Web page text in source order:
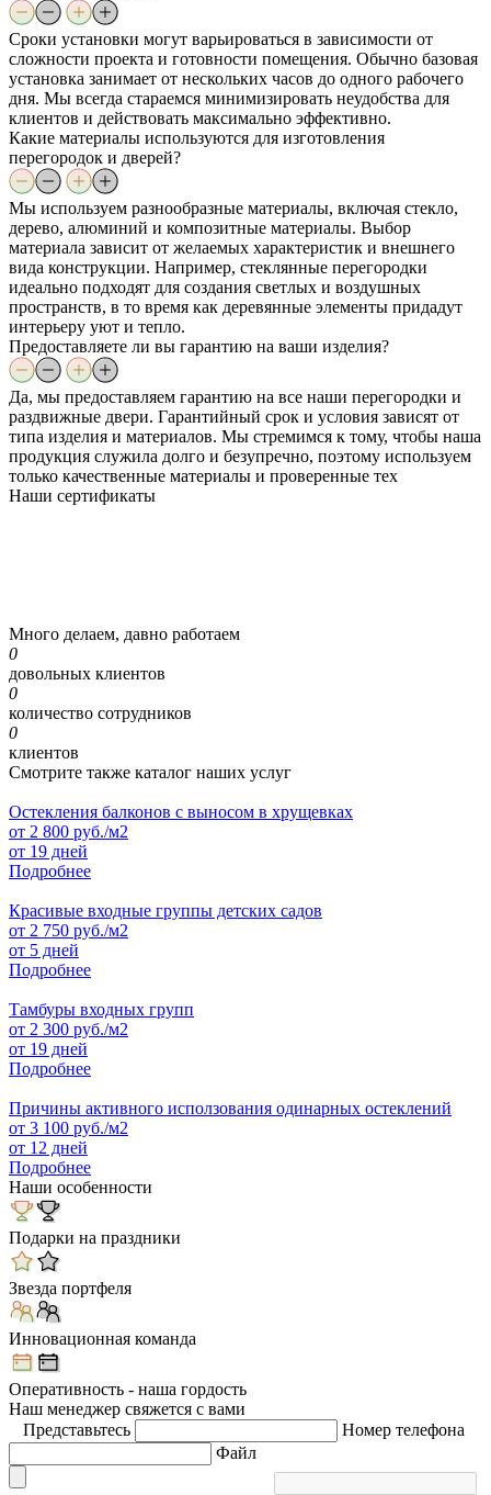
Сроки установки могут варьироваться в зависимости от
сложности проекта и готовности помещения. Обычно базовая
установка занимает от нескольких часов до одного рабочего
дня. Мы всегда стараемся минимизировать неудобства для
клиентов и действовать максимально эффективно.
Какие материалы используются для изготовления
перегородок и дверей?
Мы используем разнообразные материалы, включая стекло,
дерево, алюминий и композитные материалы. Выбор
материала зависит от желаемых характеристик и внешнего
вида конструкции. Например, стеклянные перегородки
идеально подходят для создания светлых и воздушных
пространств, в то время как деревянные элементы придадут
интерьеру уют и тепло.
Предоставляете ли вы гарантию на ваши изделия?
Да, мы предоставляем гарантию на все наши перегородки и
раздвижные двери. Гарантийный срок и условия зависят от
типа изделия и материалов. Мы стремимся к тому, чтобы наша
продукция служила долго и безупречно, поэтому используем
только качественные материалы и проверенные тех
Наши сертификаты
Много делаем, давно работаем
0
довольных клиентов
0
количество сотрудников
0
клиентов
Смотрите также каталог наших услуг
Остекления балконов с выносом в хрущевках
от 2 800 руб./м2
от 19 дней
Подробнее
Красивые входные группы детских садов
от 2 750 руб./м2
от 5 дней
Подробнее
Тамбуры входных групп
от 2 300 руб./м2
от 19 дней
Подробнее
Причины активного исползования одинарных остеклений
от 3 100 руб./м2
от 12 дней
Подробнее
Наши особенности
Подарки на праздники
Звезда портфеля
Инновационная команда
Оперативность - наша гордость
Наш менеджер свяжется с вами
Представьтесь
Номер телефона
Файл